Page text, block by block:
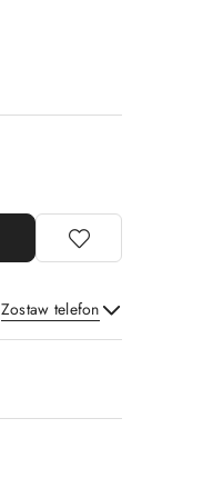
Zostaw telefon
Wyślij